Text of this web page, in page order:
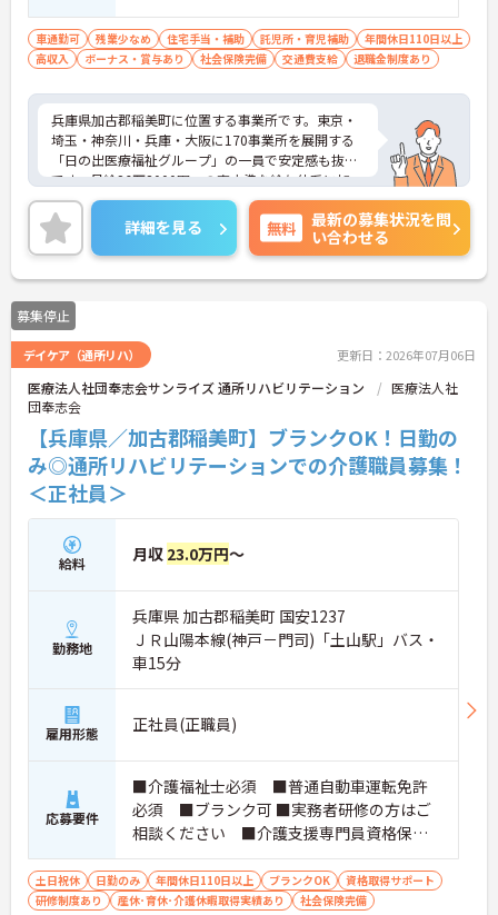
車通勤可 残業少なめ 住宅手当・補助 託児所・育児補助
年間休日110日以上
高収入
ボーナス・賞与あり 社会保険完備 交通費支給 退職金制度あり
兵庫県加古郡稲美町に位置する事業所です。東京・
埼玉・神奈川・兵庫・大阪に170事業所を展開する
「日の出医療福祉グループ」の一員で安定感も抜群
です。月給26万8000円～の高水準な給与体系に加
え、年間休日は115日＋有給取得義務5日を確保して
おり、プライベートを大切にしながら働けます。グ
ループ内の施設を中心とした訪問介護業務により、
移動負担が少ない点も大きな魅力です。50種類以上
の資格取得支援制度や200講座が無料のe-ラーニン
グなど、学びの機会が豊富に用意されており、介護
福祉士としてのキャリアをさらに広げていけます。
また、グループクリニック受診時の医療費補助や手
厚い保育手当、充実した特別休暇など、ライフステ
ージが変化しても長期的に活躍し続けられる環境が
整っています。多職種と連携し、互いを尊重し合え
る温かい職場で、新たな一歩を踏み出せる機会で
す。
★おすすめPOINT★
◆介護関連の資格だけでなく多様な資格を対象とし
た取得支援制度により、費用負担を抑えてスキルア
ップが期待できます。
◆保育手当の支給やグループクリニック利用時の医
◆夏季休暇・冬季休暇・リフレッシュ休暇・その他
特別休暇等各種休暇制度あり♪取得実績も多数あ
り！
詳細を見る 無料
最新の募集状況を問
い合わせる
募集停止
デイケア（通所リハ） 更新日：2026年07月06日
医療法人社団奉志会サンライズ 通所リハビリテーション
医療法人社
団奉志会
【兵庫県／加古郡稲美町】ブランクOK！日勤の
み◎通所リハビリテーションでの介護職員募集！
＜正社員＞
給料 月収 23.0万円～
勤務地
兵庫県 加古郡稲美町 国安1237
ＪＲ山陽本線(神戸－門司)「土山駅」バス・
車15分
雇用形態 正社員(正職員)
応募要件
■介護福祉士必須 ■普通自動車運転免許
必須 ■ブランク可 ■実務者研修の方はご
相談ください ■介護支援専門員資格保持
者歓迎 ■有料老人ホーム/グループホーム/
サ高住/訪問介護/病院等での介護やリハビリ
スタッフ経験あれば尚可
土日祝休 日勤のみ 年間休日110日以上 ブランクOK
資格取得サポート
研修制度あり
産休･育休･介護休暇取得実績あり 社会保険完備